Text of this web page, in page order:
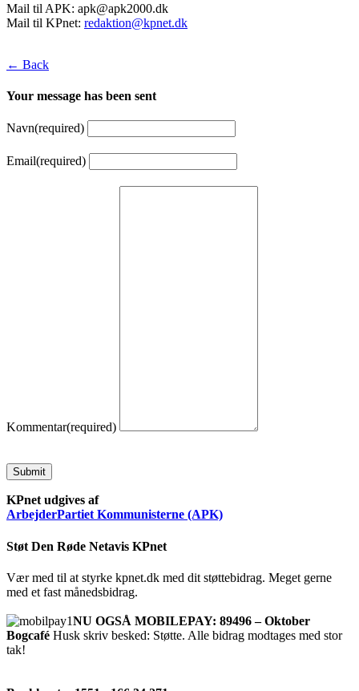
Mail til APK: apk@apk2000.dk
Mail til KPnet: redaktion@kpnet.dk
← Back
Your message has been sent
Navn(required)
Email(required)
Kommentar(required)
Submit
KPnet udgives af
ArbejderPartiet Kommunisterne (APK)
Støt Den Røde Netavis KPnet
Vær med til at styrke kpnet.dk med dit støttebidrag. Meget gerne
med et fast månedsbidrag.
NU OGSÅ MOBILEPAY: 89496 – Oktober
Bogcafé Husk skriv besked: Støtte. Alle bidrag modtages med stor
tak!